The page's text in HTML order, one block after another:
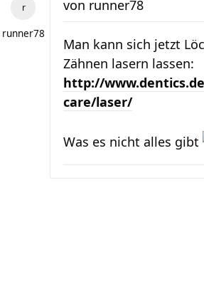
runner78
von runner78
Man kann sich jetzt
Zähnen lasern lassen:
http://
care/laser/
Was es nicht alles gibt